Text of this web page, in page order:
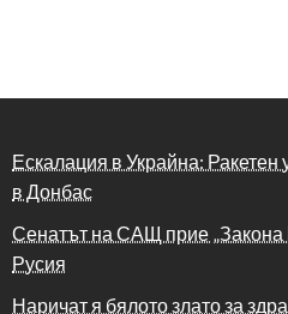
Ескалация в Украйна: Ракетен
в Донбас
Сенатът на САЩ прие „Закона
Русия
Наричат я бялото злато за